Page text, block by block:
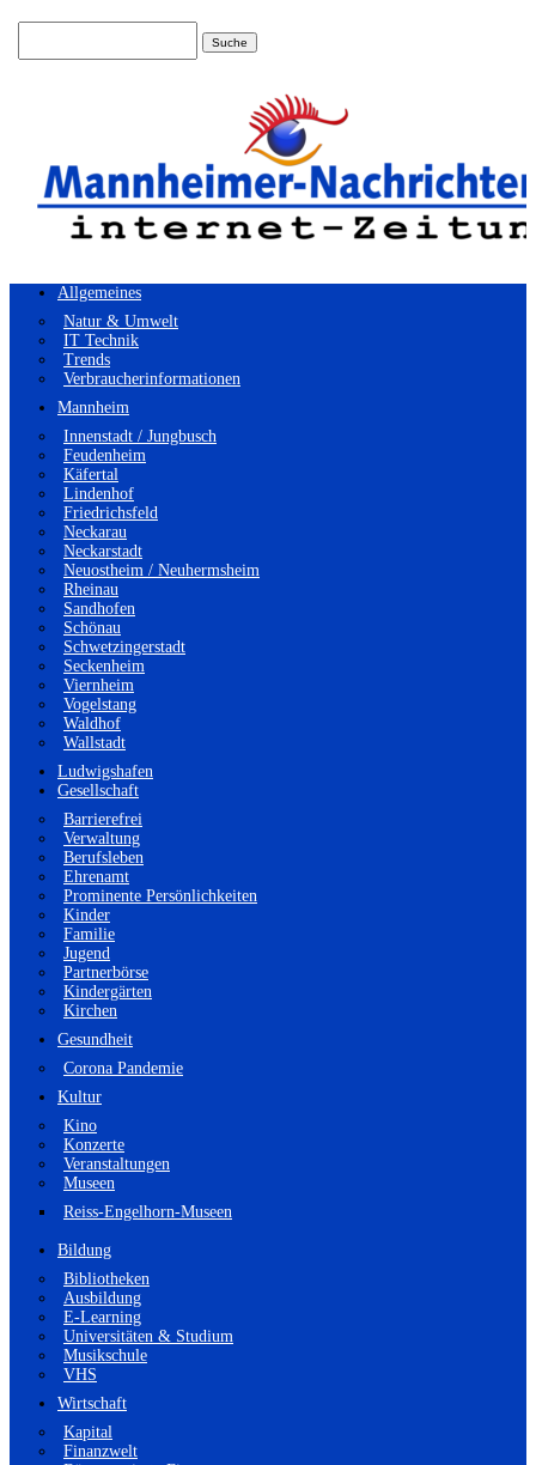
Allgemeines
Natur & Umwelt
IT Technik
Trends
Verbraucherinformationen
Mannheim
Innenstadt / Jungbusch
Feudenheim
Käfertal
Lindenhof
Friedrichsfeld
Neckarau
Neckarstadt
Neuostheim / Neuhermsheim
Rheinau
Sandhofen
Schönau
Schwetzingerstadt
Seckenheim
Viernheim
Vogelstang
Waldhof
Wallstadt
Ludwigshafen
Gesellschaft
Barrierefrei
Verwaltung
Berufsleben
Ehrenamt
Prominente Persönlichkeiten
Kinder
Familie
Jugend
Partnerbörse
Kindergärten
Kirchen
Gesundheit
Corona Pandemie
Kultur
Kino
Konzerte
Veranstaltungen
Museen
Reiss-Engelhorn-Museen
Bildung
Bibliotheken
Ausbildung
E-Learning
Universitäten & Studium
Musikschule
VHS
Wirtschaft
Kapital
Finanzwelt